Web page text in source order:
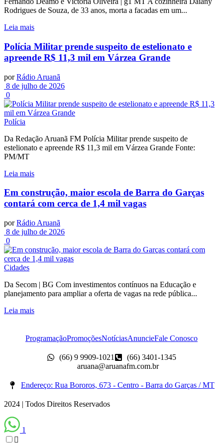
Rodrigues de Souza, de 33 anos, morta a facadas em um...
Leia mais
Polícia Militar prende suspeito de estelionato e
apreende R$ 11,3 mil em Várzea Grande
por Rádio Aruanã
8 de julho de 2026
0
Polícia
Da Redação Aruanã FM Polícia Militar prende suspeito de
estelionato e apreende R$ 11,3 mil em Várzea Grande Fonte:
PM/MT
Leia mais
Em construção, maior escola de Barra do Garças
contará com cerca de 1,4 mil vagas
por Rádio Aruanã
8 de julho de 2026
0
Cidades
Da Secom | BG Com investimentos contínuos na Educação e
planejamento para ampliar a oferta de vagas na rede pública...
Leia mais
ProgramaçãoPromoçõesNotíciasAnuncieFale Conosco
(66) 9 9909-1021
(66) 3401-1345
aruana@aruanafm.com.br
Endereço: Rua Bororos, 673 - Centro - Barra do Garças / MT
2024 | Todos Direitos Reservados
1